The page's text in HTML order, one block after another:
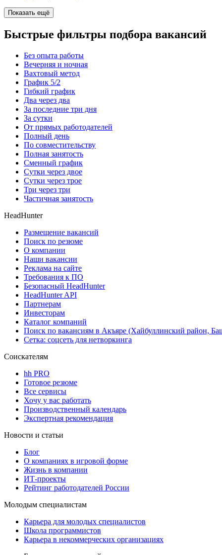
Показать ещё
Быстрые фильтры подбора вакансий
Без опыта работы
Вечерняя и ночная
Вахтовый метод
График 5/2
Гибкий график
Два через два
За последние три дня
За сутки
От прямых работодателей
Полный день
По совместительству
Полная занятость
Сменный график
Сутки через двое
Сутки через трое
Три через три
Частичная занятость
HeadHunter
Размещение вакансий
Поиск по резюме
О компании
Наши вакансии
Реклама на сайте
Требования к ПО
Безопасный HeadHunter
HeadHunter API
Партнерам
Инвесторам
Каталог компаний
Поиск по вакансиям в Акъяре (Хайбуллинский район,
Сетка: соцсеть для нетворкинга
Соискателям
hh PRO
Готовое резюме
Все сервисы
Хочу у вас работать
Производственный календарь
Экспертная рекомендация
Новости и статьи
Блог
О компаниях в игровой форме
Жизнь в компании
ИТ-проекты
Рейтинг работодателей России
Молодым специалистам
Карьера для молодых специалистов
Школа программистов
Карьера в некоммерческих организациях